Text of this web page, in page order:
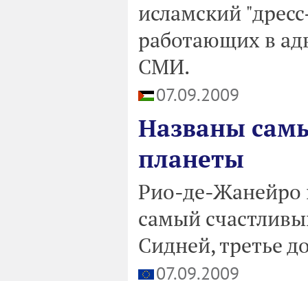
исламский
работающих в
СМИ.
07.09.2009
Названы
планеты
Рио-де-Жанейро
самый
Сидней, третье
07.09.2009